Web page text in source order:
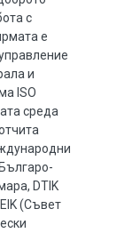
с
е
и
ISO
среда
DTIK
(Съвет